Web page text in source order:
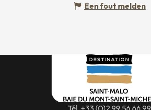
Een fout melden